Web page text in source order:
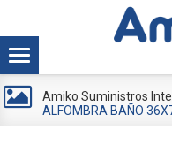
Amiko Suministros
ALFOMBRA BAÑO